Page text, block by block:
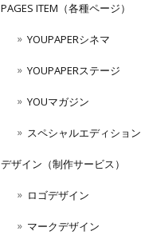
PAGES ITEM（各種ページ）
YOUPAPERシネマ
YOUPAPERステージ
YOUマガジン
スペシャルエディション
デザイン（制作サービス）
ロゴデザイン
マークデザイン